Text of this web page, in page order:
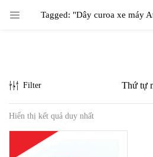
Filter
Hiển thị kết quả duy nhất
LOGIN
Remember me